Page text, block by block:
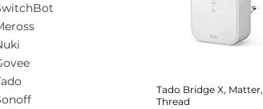
Afișare rapidă
Tado Bridge X, Matter,
Thread